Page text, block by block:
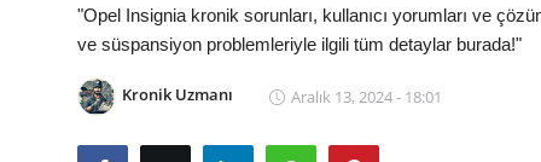
Vergi & ÖTV & MTV
Muayene & Ruhsat
Sorgulamalar
"Opel Insignia kronik sorunları, kullanıcı yorumları ve
ve süspansiyon problemleriyle ilgili tüm detaylar burada!"
Kronik Uzmanı Aralık 13, 2024 - 18:01